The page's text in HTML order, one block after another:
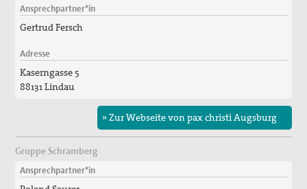
Ansprechpartner*in
Gertrud Fersch
Adresse
Kaserngasse 5
88131 Lindau
» Zur Webseite von pax christi Augsburg
Gruppe Schramberg
Ansprechpartner*in